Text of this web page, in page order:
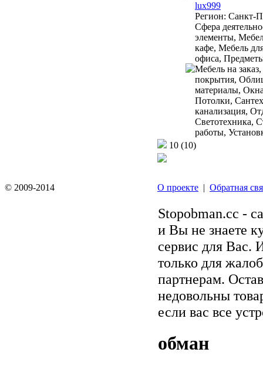
lux999
Регион: Санкт-
Сфера
элементы,
кафе, Мебель
офиса,
Мебель на
покрытия,
материалы,
Потолки,
канализация,
Светотехника,
работы,
10 (10)
© 2009-2014 О проекте | Обратная
Stopobman.cc -
и Вы не знаете
сервис для Вас.
только для
партнерам.
недовольны
если вас все
обман